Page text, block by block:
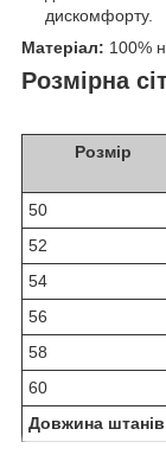
дискомфорту.
Матеріал: 100%
Розмірна
Розмір
50
52
54
56
58
60
Довжина штанів